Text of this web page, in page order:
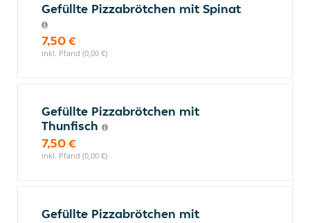
Gefüllte Pizzabrötchen mit Spinat
7,50 €
inkl. Pfand (0,00 €)
Gefüllte Pizzabrötchen mit
Thunfisch
7,50 €
inkl. Pfand (0,00 €)
Gefüllte Pizzabrötchen mit